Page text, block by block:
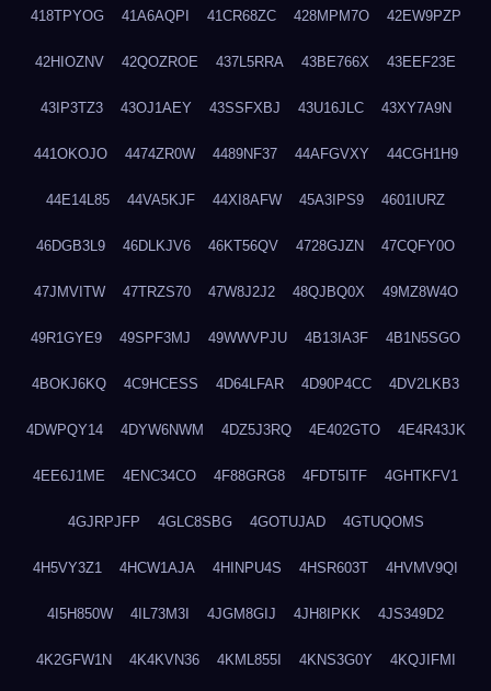
418TPYOG 41A6AQPI 41CR68ZC 428MPM7O 42EW9PZP
42HIOZNV 42QOZROE 437L5RRA 43BE766X 43EEF23E
43IP3TZ3 43OJ1AEY 43SSFXBJ 43U16JLC 43XY7A9N
441OKOJO 4474ZR0W 4489NF37 44AFGVXY 44CGH1H9
44E14L85 44VA5KJF 44XI8AFW 45A3IPS9 4601IURZ
46DGB3L9 46DLKJV6 46KT56QV 4728GJZN 47CQFY0O
47JMVITW 47TRZS70 47W8J2J2 48QJBQ0X 49MZ8W4O
49R1GYE9 49SPF3MJ 49WWVPJU 4B13IA3F 4B1N5SGO
4BOKJ6KQ 4C9HCESS 4D64LFAR 4D90P4CC 4DV2LKB3
4DWPQY14 4DYW6NWM 4DZ5J3RQ 4E402GTO 4E4R43JK
4EE6J1ME 4ENC34CO 4F88GRG8 4FDT5ITF 4GHTKFV1
4GJRPJFP 4GLC8SBG 4GOTUJAD 4GTUQOMS
4H5VY3Z1 4HCW1AJA 4HINPU4S 4HSR603T 4HVMV9QI
4I5H850W 4IL73M3I 4JGM8GIJ 4JH8IPKK 4JS349D2
4K2GFW1N 4K4KVN36 4KML855I 4KNS3G0Y 4KQJIFMI